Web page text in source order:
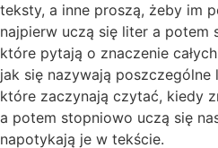
teksty, a inne proszą, żeby im
najpierw uczą się liter a potem
które pytają o znaczenie
jak się nazywają
które zaczynają czytać, kiedy
a potem stopniowo uczą się
napotykają je w tekście.